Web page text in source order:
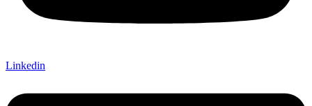
Linkedin